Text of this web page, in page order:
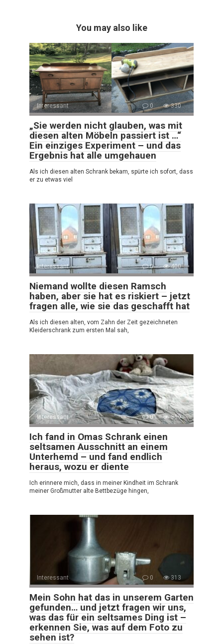
You may also like
Interessant 0 330
„Sie werden nicht glauben, was mit
diesen alten Möbeln passiert ist …“
Ein einziges Experiment – und das
Ergebnis hat alle umgehauen
Als ich diesen alten Schrank bekam, spürte ich sofort, dass
er zu etwas viel
Interessant 0 400
Niemand wollte diesen Ramsch
haben, aber sie hat es riskiert – jetzt
fragen alle, wie sie das geschafft hat
Als ich diesen alten, vom Zahn der Zeit gezeichneten
Kleiderschrank zum ersten Mal sah,
Interessant 0 359
Ich fand in Omas Schrank einen
seltsamen Ausschnitt an einem
Unterhemd – und fand endlich
heraus, wozu er diente
Ich erinnere mich, dass in meiner Kindheit im Schrank
meiner Großmutter alte Bettbezüge hingen,
Interessant 0 313
Mein Sohn hat das in unserem Garten
gefunden… und jetzt fragen wir uns,
was das für ein seltsames Ding ist –
erkennen Sie, was auf dem Foto zu
sehen ist?